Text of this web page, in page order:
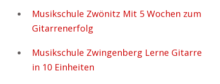
Musikschule Zwönitz Mit 5 Wochen zum
Gitarrenerfolg
Musikschule Zwingenberg Lerne Gitarre
in 10 Einheiten